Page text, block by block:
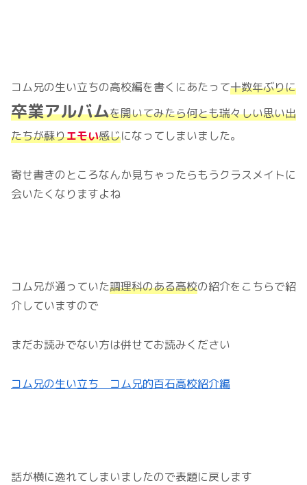
コム兄の生い立ちの高校編を書くにあたって十数年ぶりに
卒業アルバムを開いてみたら何とも瑞々しい思い出
たちが蘇りエモい感じになってしまいました。
寄せ書きのところなんか見ちゃったらもうクラスメイトに
会いたくなりますよね
コム兄が通っていた調理科のある高校の紹介をこちらで紹
介していますので
まだお読みでない方は併せてお読みください
コム兄の生い立ち コム兄的百石高校紹介編
話が横に逸れてしまいましたので表題に戻します